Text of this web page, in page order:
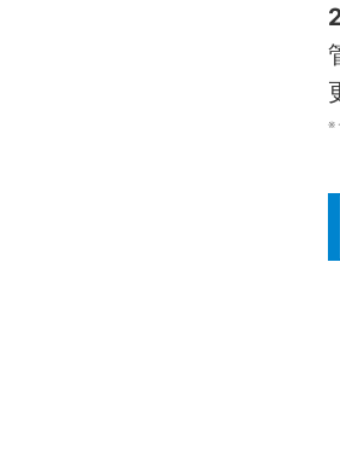
美容室・エステで使※